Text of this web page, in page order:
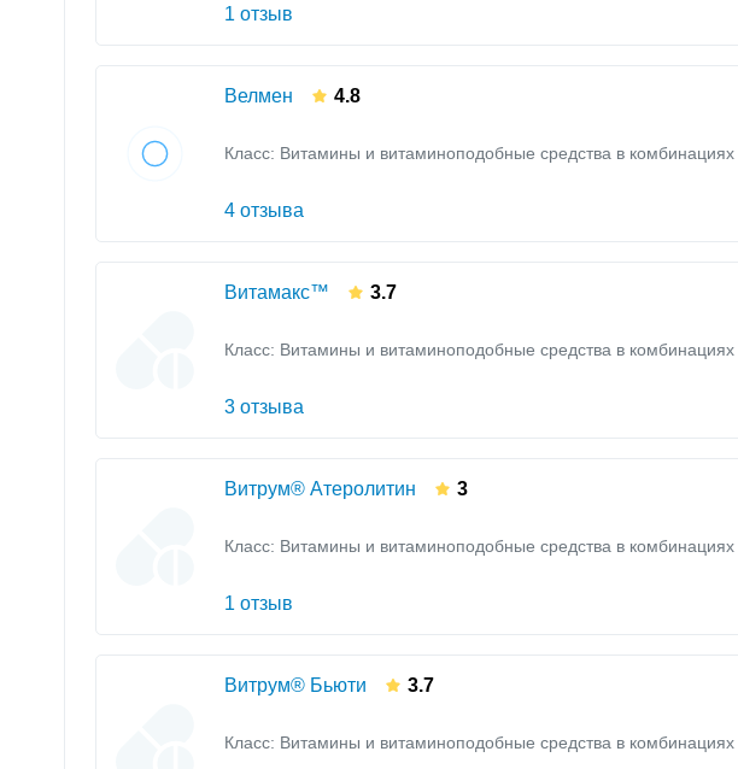
1 отзыв
Велмен 4.8
Класс: Витамины и витаминоподобные средства в комбинациях
4 отзыва
Витамакс™ 3.7
Класс: Витамины и витаминоподобные средства в комбинациях
3 отзыва
Витрум® Атеролитин 3
Класс: Витамины и витаминоподобные средства в комбинациях
1 отзыв
Витрум® Бьюти 3.7
Класс: Витамины и витаминоподобные средства в комбинациях